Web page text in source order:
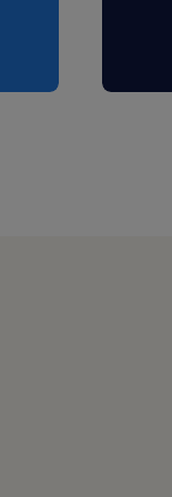
om je